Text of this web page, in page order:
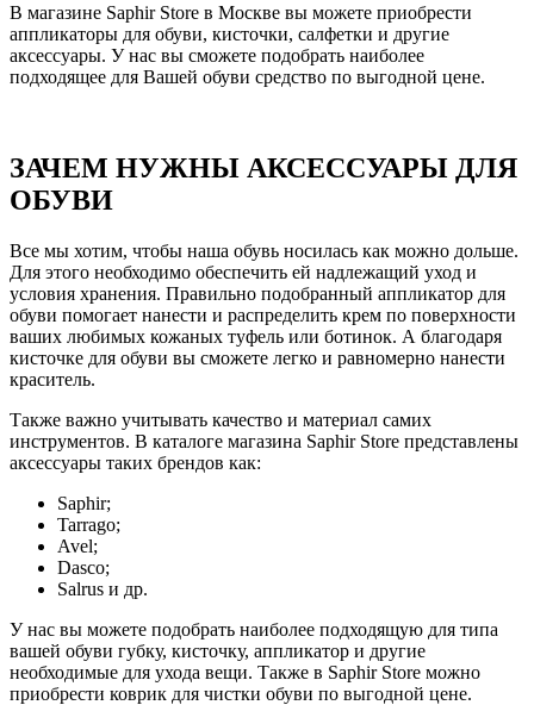
В магазине Saphir Store в Москве вы можете приобрести
аппликаторы для обуви, кисточки, салфетки и другие
аксессуары. У нас вы сможете подобрать наиболее
подходящее для Вашей обуви средство по выгодной цене.
ЗАЧЕМ НУЖНЫ АКСЕССУАРЫ ДЛЯ
ОБУВИ
Все мы хотим, чтобы наша обувь носилась как можно дольше.
Для этого необходимо обеспечить ей надлежащий уход и
условия хранения. Правильно подобранный аппликатор для
обуви помогает нанести и распределить крем по поверхности
ваших любимых кожаных туфель или ботинок. А благодаря
кисточке для обуви вы сможете легко и равномерно нанести
краситель.
Также важно учитывать качество и материал самих
инструментов. В каталоге магазина Saphir Store представлены
аксессуары таких брендов как:
Saphir;
Tarrago;
Avel;
Dasco;
Salrus и др.
У нас вы можете подобрать наиболее подходящую для типа
вашей обуви губку, кисточку, аппликатор и другие
необходимые для ухода вещи. Также в Saphir Store можно
приобрести коврик для чистки обуви по выгодной цене.